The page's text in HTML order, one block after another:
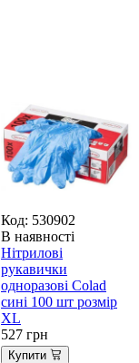
Код: 530902
В наявності
Нітрилові
рукавички
одноразові Colad
сині 100 шт розмір
XL
527 грн
Купити